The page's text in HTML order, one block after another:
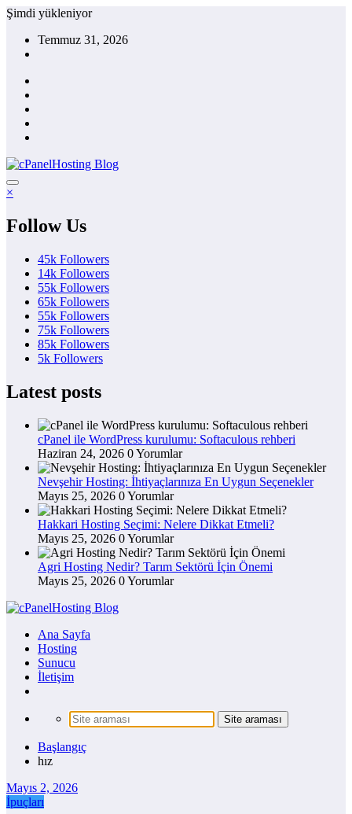
İçeriğe
Şimdi yükleniyor
Temmuz 31, 2026
×
Follow Us
45k Followers
14k Followers
55k Followers
65k Followers
55k Followers
75k Followers
85k Followers
5k Followers
Latest posts
cPanel ile WordPress kurulumu: Softaculous rehberi
Haziran 24, 2026 0 Yorumlar
Nevşehir Hosting: İhtiyaçlarınıza En Uygun Seçenekler
Mayıs 25, 2026 0 Yorumlar
Hakkari Hosting Seçimi: Nelere Dikkat Etmeli?
Mayıs 25, 2026 0 Yorumlar
Agri Hosting Nedir? Tarım Sektörü İçin Önemi
Mayıs 25, 2026 0 Yorumlar
Ana Sayfa
Hosting
Sunucu
İletişim
Başlangıç
hız
Mayıs 2, 2026
İpuçları